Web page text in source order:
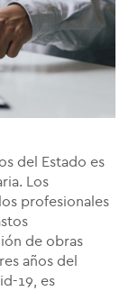
del Estado es
Los
profesionales
de obras
años del
19, es